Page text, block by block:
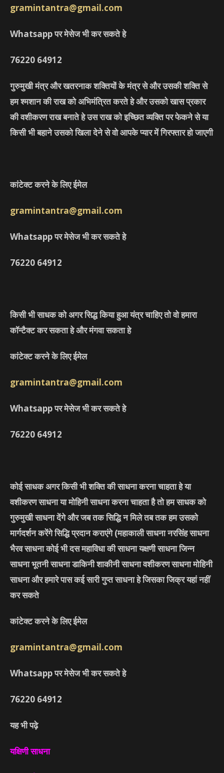
gramintantra@gmail.com
Whatsapp पर मेसेज भी कर सकते हे
76220 64912
गुरुमुखी मंत्र और खतरनाक शक्तियों के मंत्र से और उसकी शक्ति से
हम श्मशान की राख को अभिमंत्रित करते हे और उसको खास प्रकार
की वशीकरण राख बनाते हे उस राख को इच्छित व्यक्ति पर फेकने से या
किसी भी बहाने उसको खिला देने से वो आपके प्यार में गिरफ्तार हो जाएगी
कांटेक्ट करने के लिए ईमेल
gramintantra@gmail.com
Whatsapp पर मेसेज भी कर सकते हे
76220 64912
किसी भी साधक को अगर सिद्ध किया हुआ यंत्र चाहिए तो वो हमारा
कॉन्टैक्ट कर सकता हे और मंगवा सकता हे
कांटेक्ट करने के लिए ईमेल
gramintantra@gmail.com
Whatsapp पर मेसेज भी कर सकते हे
76220 64912
कोई साधक अगर किसी भी शक्ति की साधना करना चाहता हे या
वशीकरण साधना या मोहिनी साधना करना चाहता है तो हम साधक को
गुरुमुखी साधना देंगे और जब तक सिद्धि न मिले तब तक हम उसको
मार्गदर्शन करेंगे सिद्धि प्रदान कराएंगे (महाकाली साधना नरसिंह साधना
भैरव साधना कोई भी दस महाविधा की साधना यक्षणी साधना जिन्न
साधना भूतनी साधना डाकिनी शाकीनी साधना वशीकरण साधना मोहिनी
साधना और हमारे पास कई सारी गुप्त साधना हे जिसका जिक्र यहां नहीं
कर सकते
कांटेक्ट करने के लिए ईमेल
gramintantra@gmail.com
Whatsapp पर मेसेज भी कर सकते हे
76220 64912
यह भी पढ़े
यक्षिणी साधना